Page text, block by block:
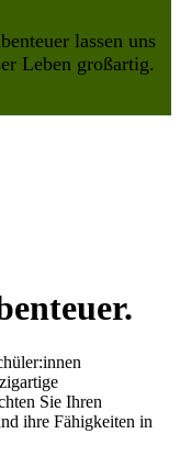
lassen uns
Leben großartig.
Sie Ihren
ihre Fähigkeiten in